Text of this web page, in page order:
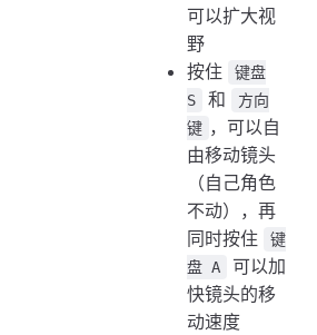
可以扩大视
野
按住
键盘
S
和
方向
键 ，可以自
由移动镜头
（自己角色
不动），再
同时按住
键
盘 A
可以加
快镜头的移
动速度